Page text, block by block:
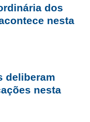
dos
nesta
deliberam
nesta